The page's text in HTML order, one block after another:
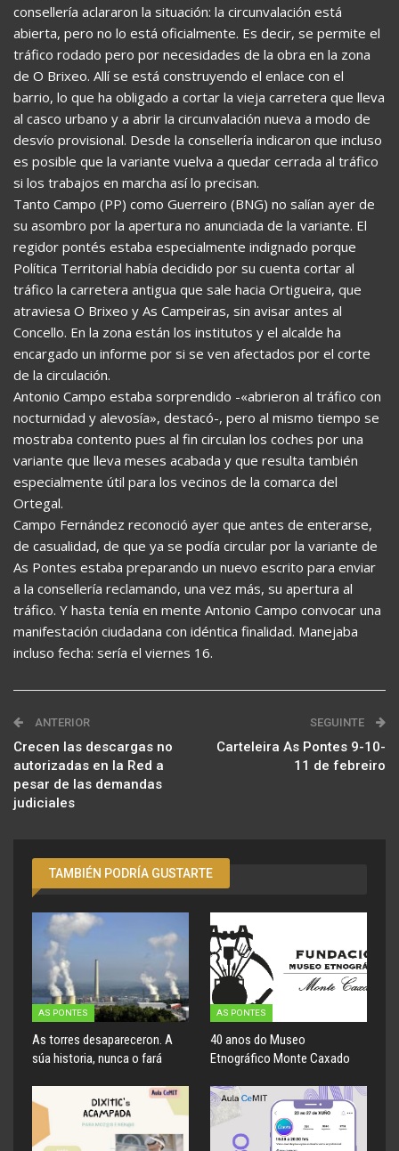
consellería aclararon la situación: la circunvalación está
abierta, pero no lo está oficialmente. Es decir, se permite el
tráfico rodado pero por necesidades de la obra en la zona
de O Brixeo. Allí se está construyendo el enlace con el
barrio, lo que ha obligado a cortar la vieja carretera que lleva
al casco urbano y a abrir la circunvalación nueva a modo de
desvío provisional. Desde la consellería indicaron que incluso
es posible que la variante vuelva a quedar cerrada al tráfico
si los trabajos en marcha así lo precisan.
Tanto Campo (PP) como Guerreiro (BNG) no salían ayer de
su asombro por la apertura no anunciada de la variante. El
regidor pontés estaba especialmente indignado porque
Política Territorial había decidido por su cuenta cortar al
tráfico la carretera antigua que sale hacia Ortigueira, que
atraviesa O Brixeo y As Campeiras, sin avisar antes al
Concello. En la zona están los institutos y el alcalde ha
encargado un informe por si se ven afectados por el corte
de la circulación.
Antonio Campo estaba sorprendido -«abrieron al tráfico con
nocturnidad y alevosía», destacó-, pero al mismo tiempo se
mostraba contento pues al fin circulan los coches por una
variante que lleva meses acabada y que resulta también
especialmente útil para los vecinos de la comarca del
Ortegal.
Campo Fernández reconoció ayer que antes de enterarse,
de casualidad, de que ya se podía circular por la variante de
As Pontes estaba preparando un nuevo escrito para enviar
a la consellería reclamando, una vez más, su apertura al
tráfico. Y hasta tenía en mente Antonio Campo convocar una
manifestación ciudadana con idéntica finalidad. Manejaba
incluso fecha: sería el viernes 16.
ANTERIOR
Crecen las descargas no
autorizadas en la Red a
pesar de las demandas
judiciales
SEGUINTE
Carteleira As Pontes 9-10-
11 de febreiro
TAMBIÉN PODRÍA GUSTARTE
AS PONTES
As torres desapareceron. A
súa historia, nunca o fará
AS PONTES
40 anos do Museo
Etnográfico Monte Caxado